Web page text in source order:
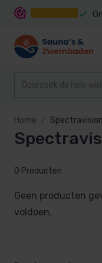
Home Spectravision
0 Producten
Geen producten
voldoen.